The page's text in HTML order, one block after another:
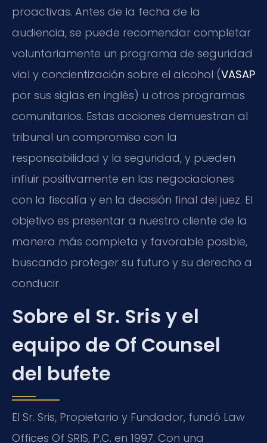
proactivas. Antes de la fecha de la
audiencia, se puede recomendar completar
voluntariamente un programa de seguridad
vial y concientización sobre el alcohol (VASAP
por sus siglas en inglés) u otros programas
comunitarios. Estas acciones demuestran al
tribunal un compromiso con la
responsabilidad y la seguridad, y pueden
influir positivamente en las negociaciones
con la fiscalía y en la decisión final del juez. El
objetivo es presentar a nuestro cliente de la
manera más completa y favorable posible,
buscando proteger su futuro y su derecho a
conducir.
Sobre el Sr. Sris y el
equipo de Of Counsel
del bufete
El Sr. Sris, Propietario y Fundador, fundó Law
Offices Of SRIS, P.C. en 1997. Con una